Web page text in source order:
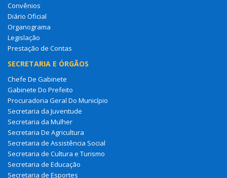
Convênios
Diário Oficial
Organograma
Legislação
Prestação de Contas
SECRETARIA E ÓRGÃOS
Chefe De Gabinete
Gabinete Do Prefeito
Procuradoria Geral Do Município
Secretaria da Juventude
Secretaria da Mulher
Secretaria De Agricultura
Secretaria de Assistência Social
Secretaria de Cultura e Turismo
Secretaria de Educação
Secretaria de Esportes